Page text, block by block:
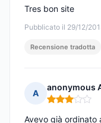
Pubblicato il 29/12/
Tres bon site
Recensione tradotta
A
anonymous
Nota: 3 su 5
Avevo già ordinato